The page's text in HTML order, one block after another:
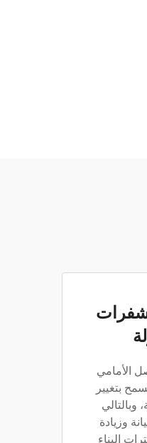
الأمامي
بتغيير
وبالتالي
وزيادة
البناء